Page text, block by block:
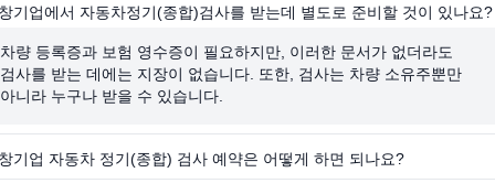
기업에서 자동차정기(종합)검사를 받는데 별도로 준비할 것이 있나요?
차량 등록증과 보험 영수증이 필요하지만, 이러한 문서가 없더라도
검사를 받는 데에는 지장이 없습니다. 또한, 검사는 차량 소유주뿐만
아니라 누구나 받을 수 있습니다.
기업 자동차 정기(종합) 검사 예약은 어떻게 하면 되나요?